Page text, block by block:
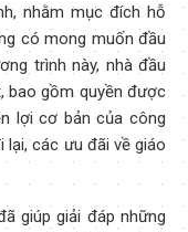
nhằm mục đích hỗ
có mong muốn đầu
trình này, nhà đầu
bao gồm quyền được
lợi cơ bản của công
lại, các ưu đãi về giáo
giúp giải đáp những